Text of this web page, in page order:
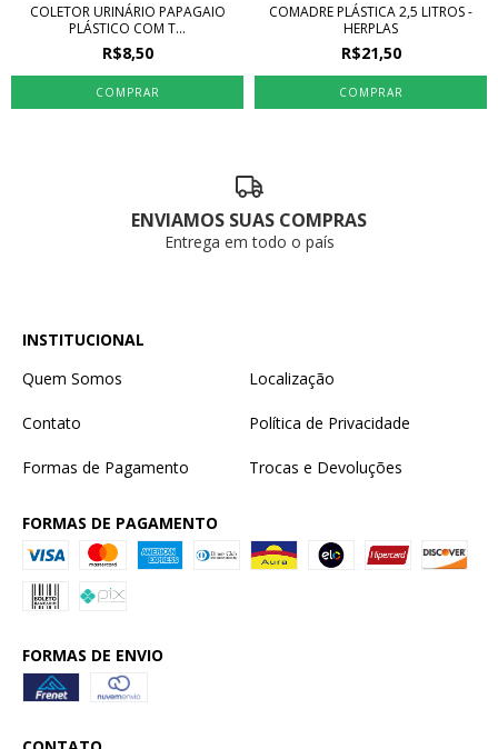
COLETOR URINÁRIO PAPAGAIO
PLÁSTICO COM T...
R$8,50
COMADRE PLÁSTICA 2,5 LITROS -
HERPLAS
R$21,50
ENVIAMOS SUAS COMPRAS
Entrega em todo o país
INSTITUCIONAL
Quem Somos
Localização
Contato Política de Privacidade
Formas de Pagamento Trocas e Devoluções
FORMAS DE PAGAMENTO
FORMAS DE ENVIO